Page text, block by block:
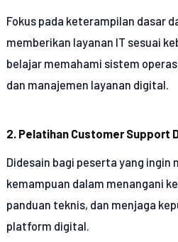
Fokus pada keterampilan dasar
memberikan layanan IT sesuai
belajar memahami sistem
dan manajemen layanan digital.
2. Pelatihan Customer Support
Didesain bagi peserta yang ingin
kemampuan dalam menangani
panduan teknis, dan menjaga
platform digital.